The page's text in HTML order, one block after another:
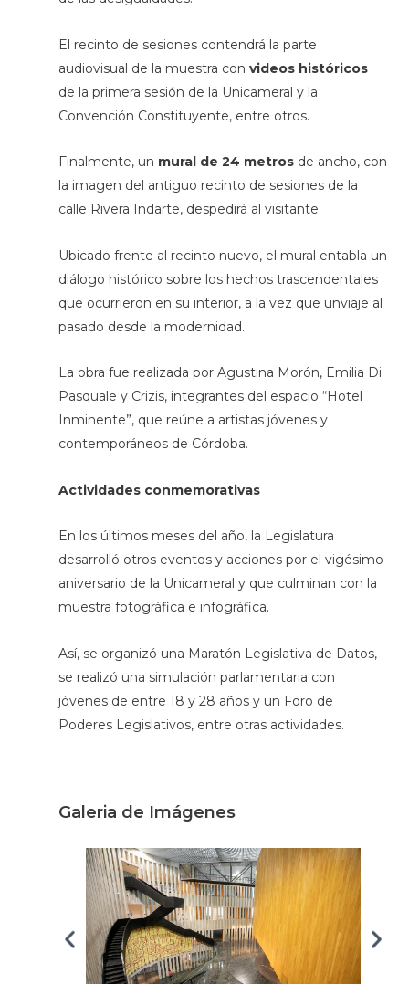
El recinto de sesiones contendrá la parte
audiovisual de la muestra con videos históricos
de la primera sesión de la Unicameral y la
Convención Constituyente, entre otros.
Finalmente, un mural de 24 metrosde ancho, con
la imagen del antiguo recinto de sesiones de la
calle Rivera Indarte, despedirá al visitante.
Ubicado frente al recinto nuevo, el mural entabla un
diálogo histórico sobre los hechos trascendentales
que ocurrieron en su interior, a la vez que unviaje al
pasado desde la modernidad.
La obra fue realizada por Agustina Morón, Emilia Di
Pasquale y Crizis, integrantes del espacio “Hotel
Inminente”, que reúne a artistas jóvenes y
contemporáneos de Córdoba.
Actividades conmemorativas
En los últimos meses del año, la Legislatura
desarrolló otros eventos y acciones por el vigésimo
aniversario de la Unicameral y que culminan con la
muestra fotográfica e infográfica.
Así, se organizó una Maratón Legislativa de Datos,
se realizó una simulación parlamentaria con
jóvenes de entre 18 y 28 años y un Foro de
Poderes Legislativos, entre otras actividades.
Galeria de Imágenes